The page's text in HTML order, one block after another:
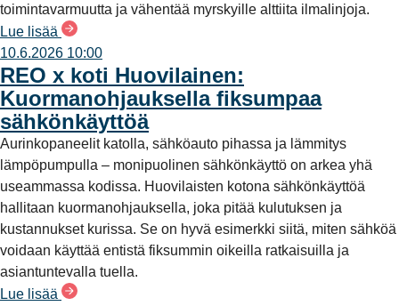
toimintavarmuutta ja vähentää myrskyille alttiita ilmalinjoja.
Lue lisää
10.6.2026 10:00
REO x koti Huovilainen:
Kuormanohjauksella fiksumpaa
sähkönkäyttöä
Aurinkopaneelit katolla, sähköauto pihassa ja lämmitys
lämpöpumpulla – monipuolinen sähkönkäyttö on arkea yhä
useammassa kodissa. Huovilaisten kotona sähkönkäyttöä
hallitaan kuormanohjauksella, joka pitää kulutuksen ja
kustannukset kurissa. Se on hyvä esimerkki siitä, miten sähköä
voidaan käyttää entistä fiksummin oikeilla ratkaisuilla ja
asiantuntevalla tuella.
Lue lisää